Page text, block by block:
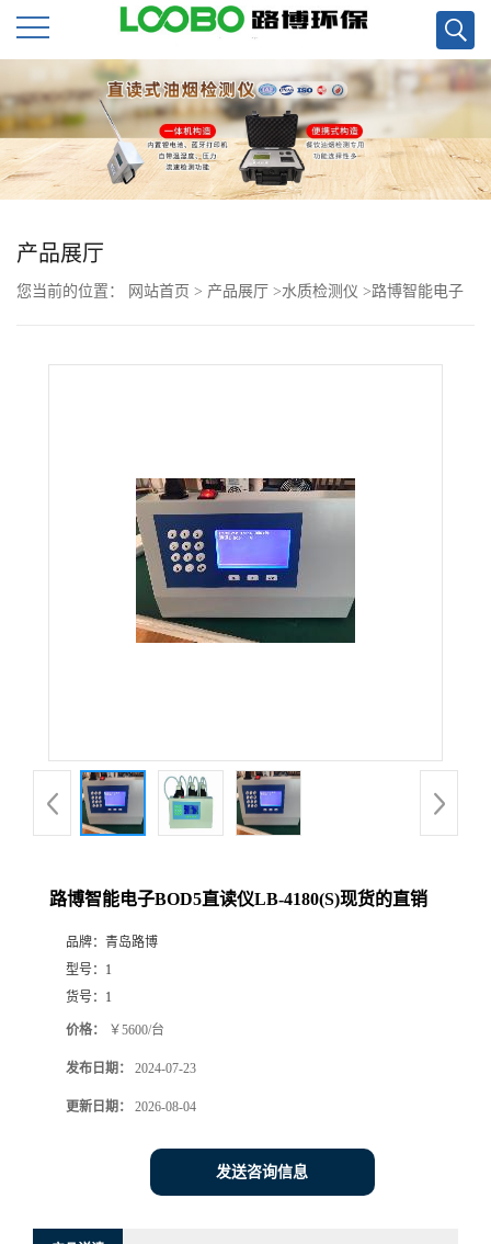
公
司
首
页
公
品
厅
产品展厅
您当前的位置： 网站首页 > 产品展厅 >水质检测仪 >路博智能电子
路博智能电子BOD5直读仪LB-4180(S)现货的直销
品牌： 青岛路博
型号： 1
货号： 1
价格： ￥5600/台
发布日期： 2024-07-23
更新日期： 2026-08-04
发送咨询信息